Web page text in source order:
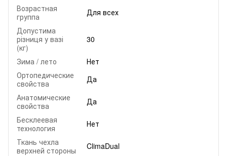
Возрастная
группа
Для всех
Допустима
різниця у вазі
(кг)
30
Зима / лето
Нет
Ортопедические
свойства
Да
Анатомические
свойства
Да
Бесклеевая
технология
Нет
Ткань чехла
верхней стороны
ClimaDual